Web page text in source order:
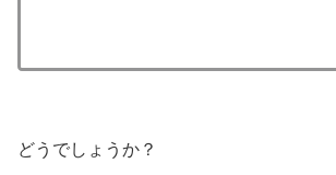
どうでしょうか？